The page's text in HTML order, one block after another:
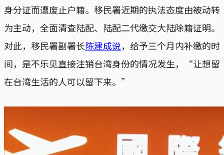
身分证而遭废止户籍。移民署近期的执法态度由被动转
为主动，全面清查陆配、陆配二代缴交大陆除籍证明。
对此，移民署副署长陈建成说，给予三个月内补缴的时
间，是不乐见直接注销台湾身份的情况发生，“让想留
在台湾生活的人可以留下来。”